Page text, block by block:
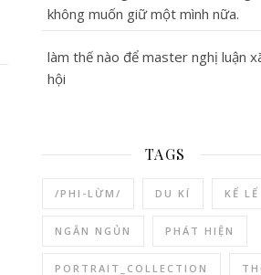
không muốn giữ một mình nữa.
làm thế nào để master nghị luận
hội
TAGS
/PHI-LỪM/ DU KÍ KỂ LỂ
NGẮN NGỦN PHÁT HIỆN
PORTRAIT_COLLECTION